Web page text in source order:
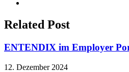
Related Post
ENTENDIX im Employer
12. Dezember 2024